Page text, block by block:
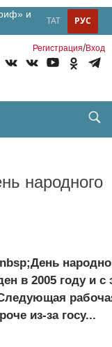
и
РУС
ТАТ
Регистрация/Вход
народного
в 2005 году и с
из-за госу...